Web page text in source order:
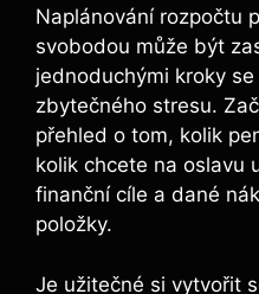
Naplánování rozpočtu
svobodou může být‌
jednoduchými kroky
zbytečného stresu.
přehled ⁣o tom, kolik
kolik​ chcete na oslavu
finanční cíle a dané
položky.
Je užitečné si vytvořit